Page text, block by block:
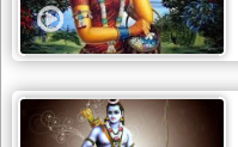
बाबा
बालक
नाथ
भजन
baba
balak
nath